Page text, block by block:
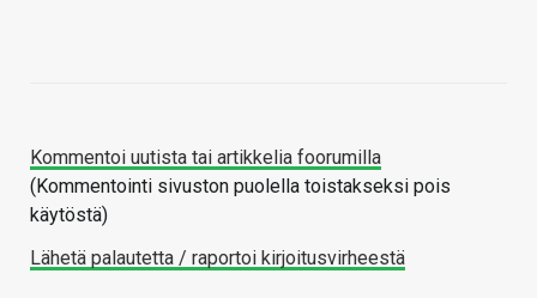
Kommentoi uutista tai artikkelia foorumilla
(Kommentointi sivuston puolella toistakseksi pois
käytöstä)
Lähetä palautetta / raportoi kirjoitusvirheestä